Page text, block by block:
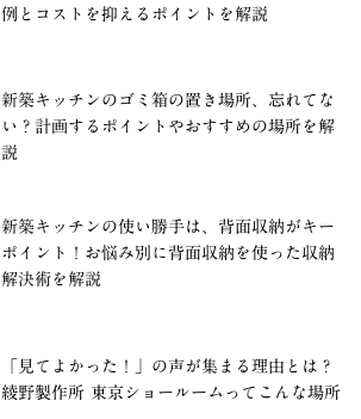
例とコストを抑えるポイントを解説
新築キッチンのゴミ箱の置き場所、忘れてな
い？計画するポイントやおすすめの場所を解
説
新築キッチンの使い勝手は、背面収納がキー
ポイント！お悩み別に背面収納を使った収納
解決術を解説
「見てよかった！」の声が集まる理由とは？
綾野製作所 東京ショールームってこんな場所